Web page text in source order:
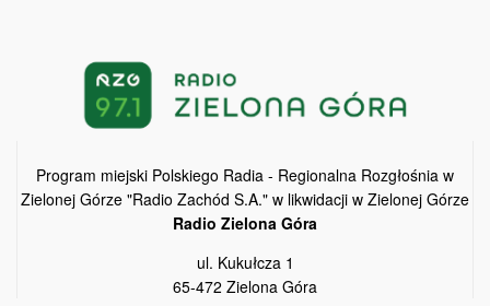
Program miejski Polskiego Radia - Regionalna Rozgłośnia w
Zielonej Górze "Radio Zachód S.A." w likwidacji w Zielonej Górze
Radio Zielona Góra
ul. Kukułcza 1
65-472 Zielona Góra